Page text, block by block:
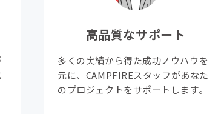
高品質なサポート
多くの実績から得た成功ノウハウを
元に、CAMPFIREスタッフがあなた
のプロジェクトをサポートします。